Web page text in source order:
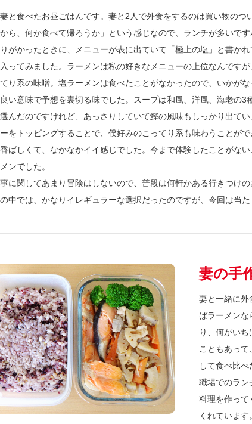
と食べたお昼ごはんです。妻と2人で外食をするのは買い物のつ
ら、何か食べて帰ろうか」という感じなので、ランチが多いで
がかったときに、メニューが表に出ていて「極上の塩」と書か
ってみました。ラーメンは私の好きなメニューの上位なんですが
り系の味噌。塩ラーメンは食べたことがなかったので、いかが
い意味で予想を裏切る味でした。スープは和風、洋風、海老の3
んだのですけれど、あっさりしていて鰹の風味もしっかり出て
をトッピングすることで、僕好みのこってり系も味わうことが
ばしくて、なかなかイイ感じでした。今まで体験したことがな
ンでした。
に関してあまり冒険はしないので、普段は何軒かある行きつけ
中では、かなりイレギュラーな選択だったのですが、今回は当た
妻の手
妻と一緒に外
ばラーメンな
り、何がい
こともあっ
して食べ比べ
職場でのラン
料理を作って
くれていま